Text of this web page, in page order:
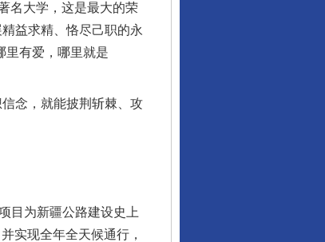
名大学，这是最大的荣
益求精、恪尽己职的永
里有爱，哪里就是
念，就能披荆斩棘、攻
目为新疆公路建设史上
实现全年全天候通行，